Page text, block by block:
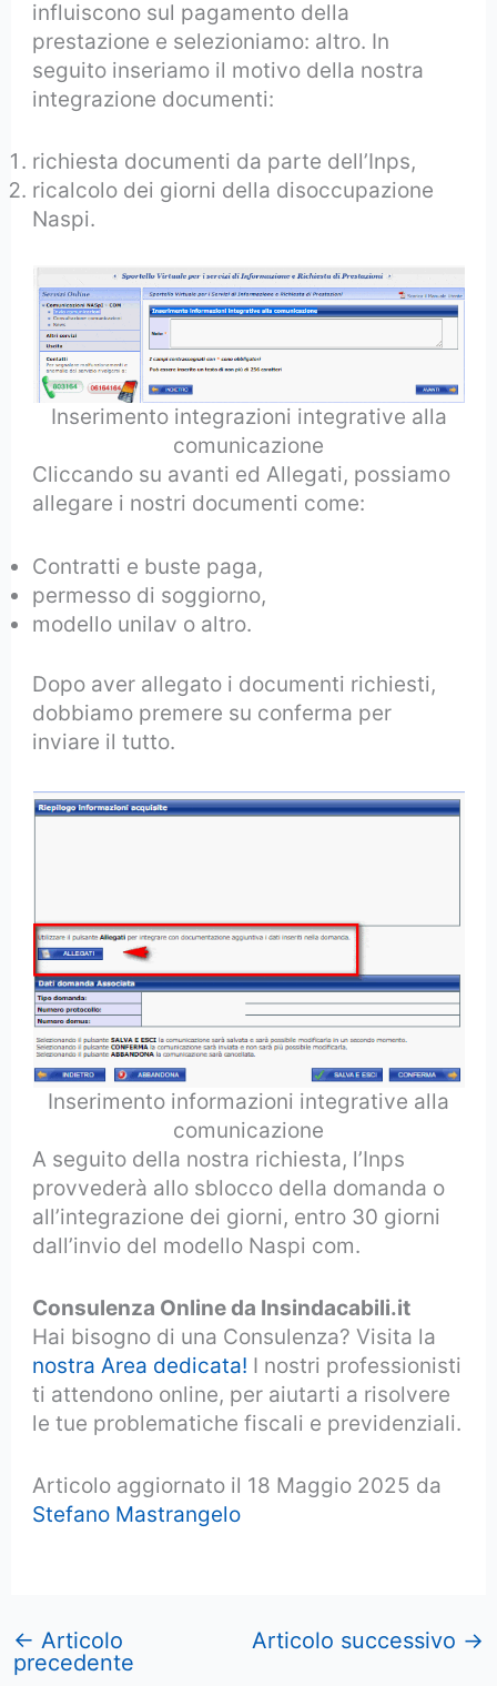
influiscono sul pagamento della
prestazione e selezioniamo: altro. In
seguito inseriamo il motivo della nostra
integrazione documenti:
richiesta documenti da parte dell’Inps,
ricalcolo dei giorni della disoccupazione
Naspi.
Inserimento integrazioni integrative alla
comunicazione
Cliccando su avanti ed Allegati, possiamo
allegare i nostri documenti come:
Contratti e buste paga,
permesso di soggiorno,
modello unilav o altro.
Dopo aver allegato i documenti richiesti,
dobbiamo premere su conferma per
inviare il tutto.
Inserimento informazioni integrative alla
comunicazione
A seguito della nostra richiesta, l’Inps
provvederà allo sblocco della domanda o
all’integrazione dei giorni, entro 30 giorni
dall’invio del modello Naspi com.
Consulenza Online da Insindacabili.it
Hai bisogno di una Consulenza? Visita la
nostra Area dedicata! I nostri professionisti
ti attendono online, per aiutarti a risolvere
le tue problematiche fiscali e previdenziali.
Articolo aggiornato il 18 Maggio 2025 da
Stefano Mastrangelo
← Articolo
precedente
Articolo successivo →